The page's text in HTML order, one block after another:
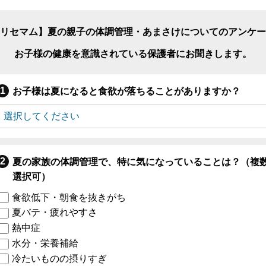
セマム】夏の親子の体調管理・あまさけについてのアンケ
お子様の健康を意識されている保護者にお聞きします。
お子様は夏になると食欲が落ちることがありますか？
夏の家族の体調管理で、特に気になっていることは？（複
選択可）
食欲低下・朝食を抜きがち
夏バテ・疲れやすさ
熱中症
水分・栄養補給
冷たいものの摂りすぎ